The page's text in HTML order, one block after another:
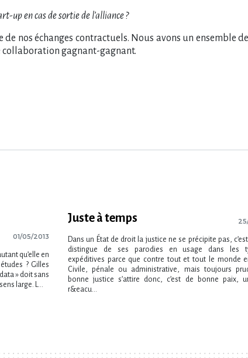
up en cas de sortie de l’alliance ?
de nos échanges contractuels. Nous avons un ensemble
collaboration gagnant-gagnant.
01/05/2013
qu’elle en
? Gilles
» doit sans
large. L...
Juste à temps
Dans un État de droit la justice ne se précipite pas,
distingue de ses parodies en usage dans les
expéditives parce que contre tout et tout le monde
Civile, pénale ou administrative, mais toujours
bonne justice s’attire donc, c’est de bonne paix,
r&eacu...